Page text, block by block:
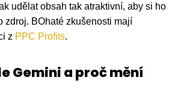
udělat obsah tak atraktivní, aby si ho
zdroj. BOhaté zkušenosti mají
z PPC Profits.
Gemini a proč mění